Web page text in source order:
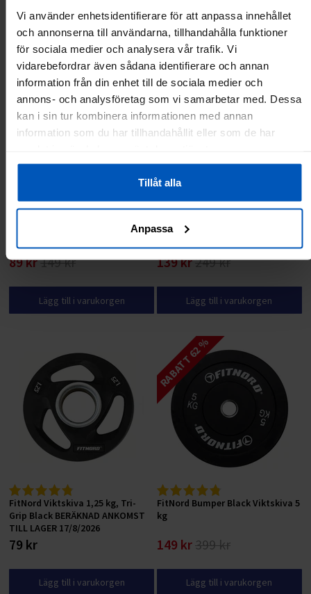
Vi använder enhetsidentifierare för att anpassa innehållet
och annonserna till användarna, tillhandahålla funktioner
för sociala medier och analysera vår trafik. Vi
vidarebefordrar även sådana identifierare och annan
information från din enhet till de sociala medier och
annons- och analysföretag som vi samarbetar med. Dessa
kan i sin tur kombinera informationen med annan
information som du har tillhandahållit eller som de har
Tillåt alla
Anpassa
Andra har även tittat på:
RABATT 40 %
Black BERÄKNAD ANKOMST TILL
LAGER 17/8/2026
89 kr149 kr
Lägg till i varukorgen
SPARA 110 KR
Black BERÄKNAD ANKOMST TILL
LAGER 17/8/2026
139 kr249 kr
Lägg till i varukorgen
FitNord Viktskiva 1,25 kg, Tri-
Grip Black BERÄKNAD ANKOMST
TILL LAGER 17/8/2026
79 kr
Lägg till i varukorgen
RABATT 62 %
FitNord Bumper Black Viktskiva 5
kg
149 kr399 kr
Lägg till i varukorgen